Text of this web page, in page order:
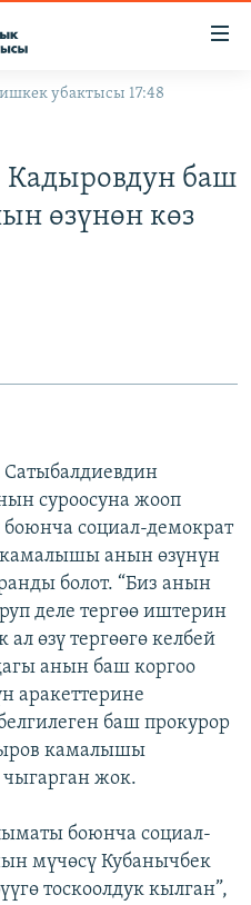
убактысы 17:48
Кадыровдун баш
өзүнөн көз
суроосуна жооп
социал-демократ
анын өзүнүн
болот. “Биз анын
деле тергөө иштерин
өзү тергөөгө келбей
анын баш коргоо
аракеттерине
баш прокурор
камалышы
жок.
боюнча социал-
мүчөсү Кубанычбек
тоскоолдук кылган”,